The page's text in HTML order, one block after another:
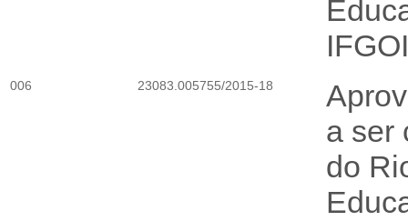
006 23083.005755/2015-18
a ser
do